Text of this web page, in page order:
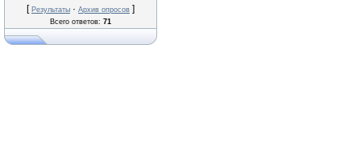
[ Результаты · Архив опросов ]
Всего ответов: 71